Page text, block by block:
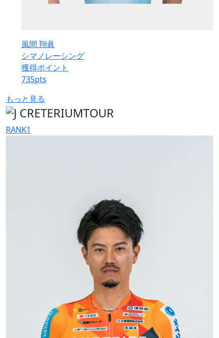
風間 翔眞
シマノレーシング
獲得ポイント
735pts
もっと見る
RANK1